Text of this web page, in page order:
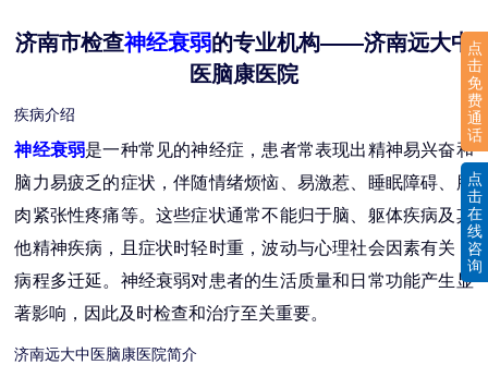
济南市检查神经衰弱的专业机构——济南远大中
医脑康医院
疾病介绍
神经衰弱是一种常见的神经症，患者常表现出精神易兴奋和
脑力易疲乏的症状，伴随情绪烦恼、易激惹、睡眠障碍、肌
肉紧张性疼痛等。这些症状通常不能归于脑、躯体疾病及其
他精神疾病，且症状时轻时重，波动与心理社会因素有关，
病程多迁延。神经衰弱对患者的生活质量和日常功能产生显
著影响，因此及时检查和治疗至关重要。
济南远大中医脑康医院简介
点
击
免
费
通
话
点
击
在
线
咨
询